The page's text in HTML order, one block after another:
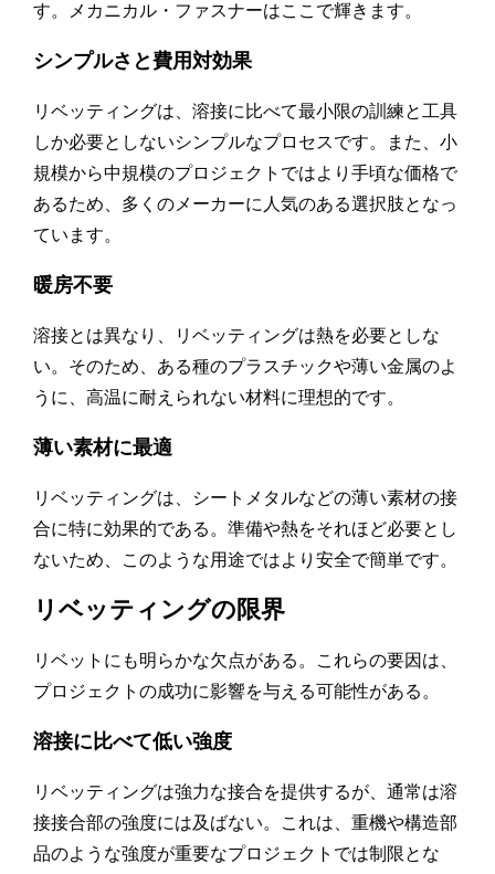
す。メカニカル・ファスナーはここで輝きます。
シンプルさと費用対効果
リベッティングは、溶接に比べて最小限の訓練と工具
しか必要としないシンプルなプロセスです。また、小
規模から中規模のプロジェクトではより手頃な価格で
あるため、多くのメーカーに人気のある選択肢となっ
ています。
暖房不要
溶接とは異なり、リベッティングは熱を必要としな
い。そのため、ある種のプラスチックや薄い金属のよ
うに、高温に耐えられない材料に理想的です。
薄い素材に最適
リベッティングは、シートメタルなどの薄い素材の接
合に特に効果的である。準備や熱をそれほど必要とし
ないため、このような用途ではより安全で簡単です。
リベッティングの限界
リベットにも明らかな欠点がある。これらの要因は、
プロジェクトの成功に影響を与える可能性がある。
溶接に比べて低い強度
リベッティングは強力な接合を提供するが、通常は溶
接接合部の強度には及ばない。これは、重機や構造部
品のような強度が重要なプロジェクトでは制限とな